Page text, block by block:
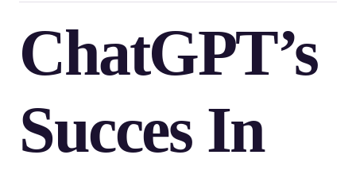
ChatGPT’s
Succes In